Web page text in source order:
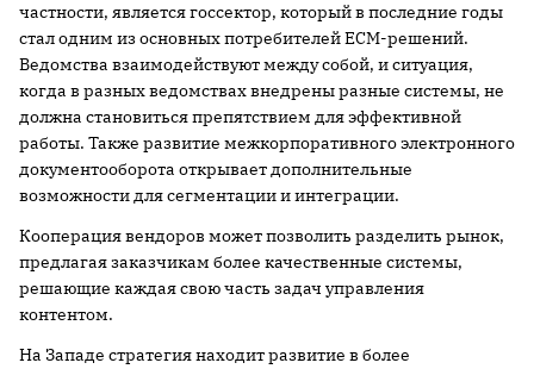
частности, является госсектор, который в последние годы
стал одним из основных потребителей ECM-решений.
Ведомства взаимодействуют между собой, и ситуация,
когда в разных ведомствах внедрены разные системы, не
должна становиться препятствием для эффективной
работы. Также развитие межкорпоративного электронного
документооборота открывает дополнительные
возможности для сегментации и интеграции.
Кооперация вендоров может позволить разделить рынок,
предлагая заказчикам более качественные системы,
решающие каждая свою часть задач управления
контентом.
На Западе стратегия находит развитие в более